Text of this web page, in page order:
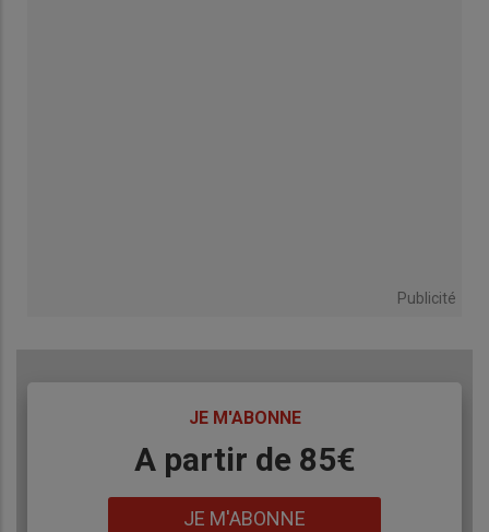
Publicité
JE M'ABONNE
A partir de 85€
JE M'ABONNE